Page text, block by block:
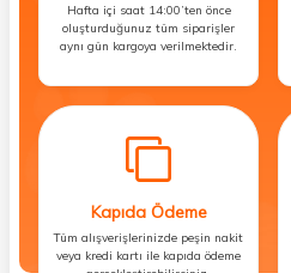
Hafta içi saat 14:00’ten önce
oluşturduğunuz tüm siparişler
aynı gün kargoya verilmektedir.
Kapıda Ödeme
Tüm alışverişlerinizde peşin nakit
veya kredi kartı ile kapıda ödeme